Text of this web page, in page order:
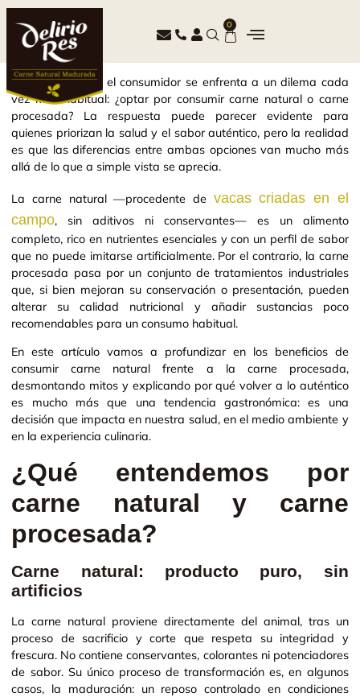
0
En la actualidad, el consumidor se enfrenta a un dilema cada
vez más habitual: ¿optar por consumir carne natural o carne
procesada? La respuesta puede parecer evidente para
quienes priorizan la salud y el sabor auténtico, pero la realidad
es que las diferencias entre ambas opciones van mucho más
allá de lo que a simple vista se aprecia.
La carne natural —procedente de vacas criadas en el
campo, sin aditivos ni conservantes— es un alimento
completo, rico en nutrientes esenciales y con un perfil de sabor
que no puede imitarse artificialmente. Por el contrario, la carne
procesada pasa por un conjunto de tratamientos industriales
que, si bien mejoran su conservación o presentación, pueden
alterar su calidad nutricional y añadir sustancias poco
recomendables para un consumo habitual.
En este artículo vamos a profundizar en los beneficios de
consumir carne natural frente a la carne procesada,
desmontando mitos y explicando por qué volver a lo auténtico
es mucho más que una tendencia gastronómica: es una
decisión que impacta en nuestra salud, en el medio ambiente y
en la experiencia culinaria.
¿Qué entendemos por
carne natural y carne
procesada?
Carne natural: producto puro, sin
artificios
La carne natural proviene directamente del animal, tras un
proceso de sacrificio y corte que respeta su integridad y
frescura. No contiene conservantes, colorantes ni potenciadores
de sabor. Su único proceso de transformación es, en algunos
casos, la maduración: un reposo controlado en condiciones